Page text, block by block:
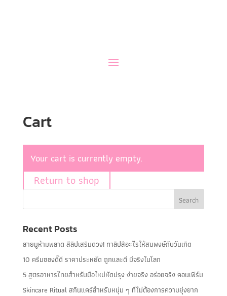
Cart
Your cart is currently empty.
Return to shop
Recent Posts
สายมูห้ามพลาด สีลิปเสริมดวง! ทาลิปสีอะไรให้สมพงษ์กับวันเกิด
10 ครีมซองดี๊ดี ราคาประหยัด ถูกและดี มีจริงในโลก
5 สูตรอาหารไทยสำหรับมือใหม่หัดปรุง ง่ายจริง อร่อยจริง คอนเฟิร์ม
Skincare Ritual สกินแคร์สำหรับหนุ่ม ๆ ที่ไม่ต้องการความยุ่งยาก